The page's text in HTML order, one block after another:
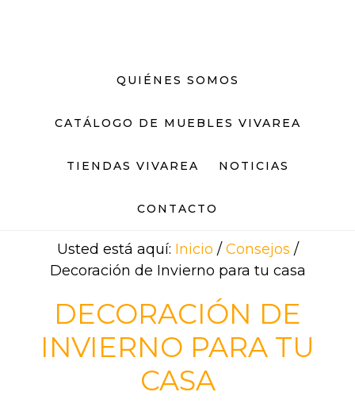
QUIÉNES SOMOS
CATÁLOGO DE MUEBLES VIVAREA
TIENDAS VIVAREA NOTICIAS
CONTACTO
Usted está aquí: Inicio / Consejos /
Decoración de Invierno para tu casa
DECORACIÓN DE
INVIERNO PARA TU
CASA